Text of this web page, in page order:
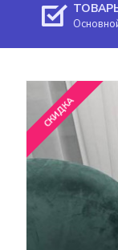
СКИДКА